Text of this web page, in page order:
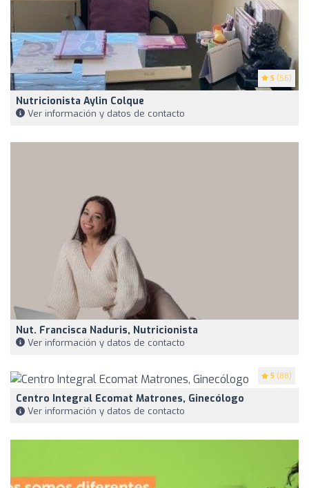
5 (56)
Nutricionista Aylin Colque
Ver información y datos de contacto
Nut. Francisca Naduris, Nutricionista
Ver información y datos de contacto
5 (88)
Centro Integral Ecomat Matrones, Ginecólogo
Ver información y datos de contacto